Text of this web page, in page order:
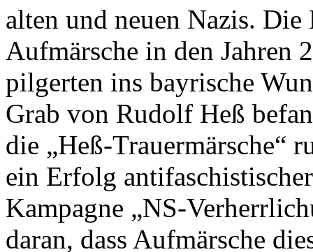
alten und neuen Nazis.
Aufmärsche in den Jahren
pilgerten ins bayrische
Grab von Rudolf Heß
die „Heß-Trauermärsche“
ein Erfolg
Kampagne „NS-
daran, dass Aufmärsche